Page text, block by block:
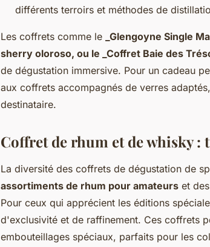
différents terroirs et méthodes de
Les coffrets comme le _Glengoyne Single
sherry oloroso, ou le _Coffret Baie des
de dégustation immersive. Pour un cadeau
aux coffrets accompagnés de verres
destinataire.
Coffret de rhum et de whisky :
La diversité des coffrets de dégustation de
assortiments de rhum pour amateurs et des
Pour ceux qui apprécient les éditions
d'exclusivité et de raffinement. Ces coffrets
embouteillages spéciaux, parfaits pour les